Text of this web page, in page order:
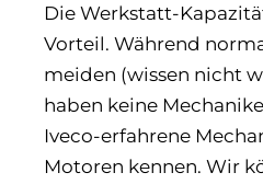
Die Werkstatt-
Vorteil. Während
meiden (wissen nicht
haben keine
Iveco-erfahrene
Motoren kennen. Wir